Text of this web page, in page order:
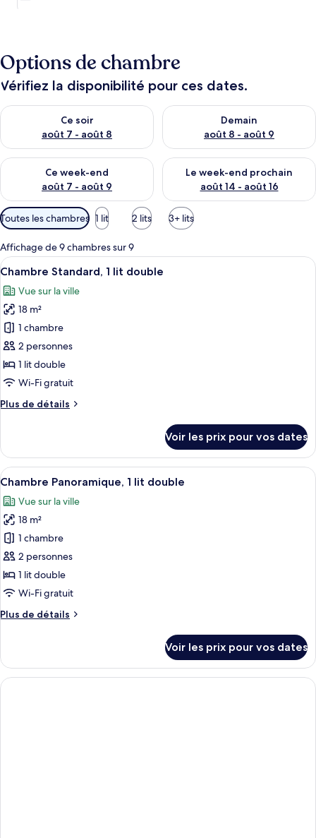
Options de chambre
Vérifiez la disponibilité pour ces dates.
Ce soir
août 7 - août 8
Vérifier la disponibilité pour ce soir août 7 - août 8
Demain
août 8 - août 9
Vérifier la disponibilité pour
Ce week-end
août 7 - août 9
Vérifier la disponibilité pour ce week-end août 7 - août 9
Le week-end prochain
août 14 - août 16
Vérifier la disponibilité pour
Filtres
disponibles
pour
les
chambres
Toutes les chambres 1 lit 2 lits 3+ lits
Affichage de 9 chambres sur 9
Afficher
toutes
les
photos
pour
ce
type
de
chambre :
Chambre
lit
double
Une chambre d’hôtel avec un lit, un
11
Chambre Standard, 1 lit double
Vue sur la ville
18 m²
1 chambre
2 personnes
1 lit double
Wi-Fi gratuit
Plus de détails
Plus
le
type
de
Chambre
Standard,
lit
double
Voir les prix pour vos dates
Afficher
toutes
les
photos
pour
ce
type
de
chambre :
Chambre
lit
double
Une chambre d’hôtel équipée d’un
11
Chambre Panoramique, 1 lit double
Vue sur la ville
18 m²
1 chambre
2 personnes
1 lit double
Wi-Fi gratuit
Plus de détails
Plus
le
type
de
Voir les prix pour vos dates